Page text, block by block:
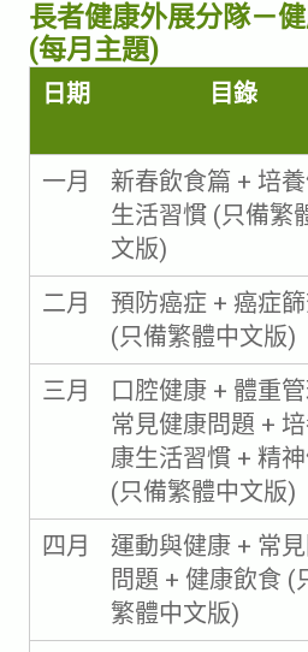
長者健康外展分隊－
(每月主題)
日期 目錄
一月
新春飲食篇 + 培
生活習慣 (只備繁
文版)
二月
預防癌症 + 癌症
(只備繁體中文版)
三月
口腔健康 + 體重
常見健康問題 +
康生活習慣 + 精
(只備繁體中文版)
四月
運動與健康 + 常
問題 + 健康飲食 (
繁體中文版)